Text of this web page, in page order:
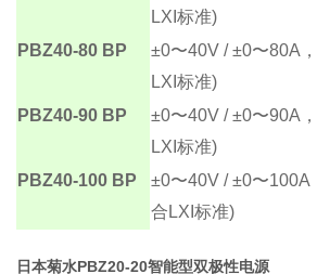
LXI标准)
PBZ40-80 BP
±0〜40V / ±0〜80A
LXI标准)
PBZ40-90 BP
±0〜40V / ±0〜90A
LXI标准)
PBZ40-100 BP
±0〜40V / ±0〜100A
合LXI标准)
日本菊水PBZ20-20智能型双极性电源